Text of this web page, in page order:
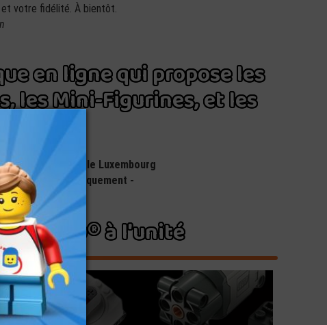
votre fidélité. À bientôt.
en ligne qui propose les
les Mini-Figurines, et les
la Belgique et le Luxembourg
Relay uniquement -
LEGO® à l'unité